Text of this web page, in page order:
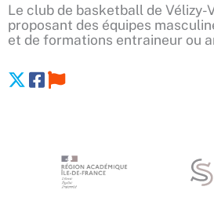
Le club de basketball de
proposant des équipes
et de formations entraineur ou